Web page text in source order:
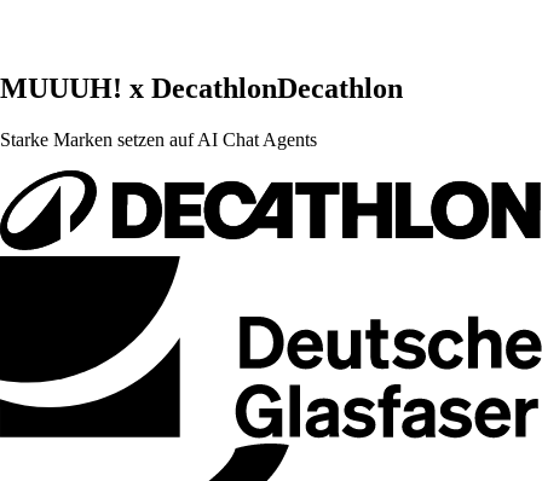
MUUUH! x DecathlonDecathlon
Starke Marken setzen auf AI Chat Agents